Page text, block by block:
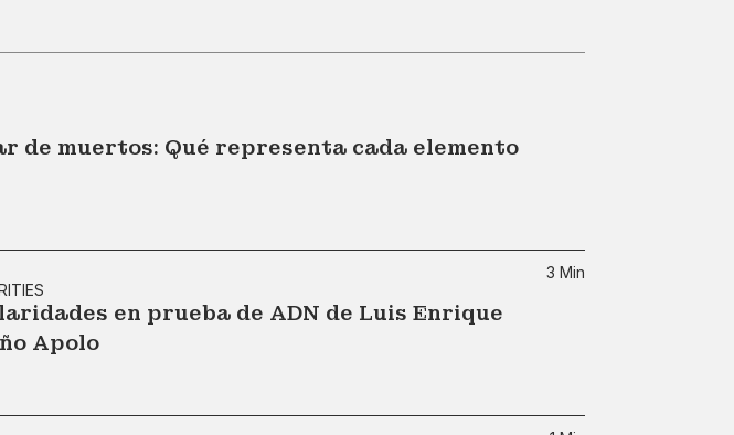
de muertos: Qué representa cada elemento
3 Min
en prueba de ADN de Luis Enrique
Apolo